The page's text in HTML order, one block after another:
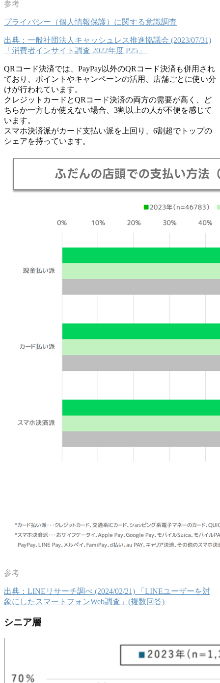
プライバシー（個人情報保護）に関する意識調査
出典：一般社団法人キャッシュレス推進協議会 (2023/07/31)
「消費者インサイト調査 2022年度 P25」
QRコード決済では、PayPay以外のQRコード決済も併用され
ており、ポイントやキャンペーンの活用、店舗ごとに使い分
けが行われています。
クレジットカードとQRコード決済の両方の需要が高く、ど
ちらか一方しか使えない場合、3割以上の人が不便を感じて
います。
スマホ決済派がカード支払い派を上回り、6割超でトップの
シェアを持っています。
出典：LINEリサーチ調べ (2024/02/21) 「LINEユーザーを対
象にしたスマートフォンWeb調査」(複数回答)
シニア層